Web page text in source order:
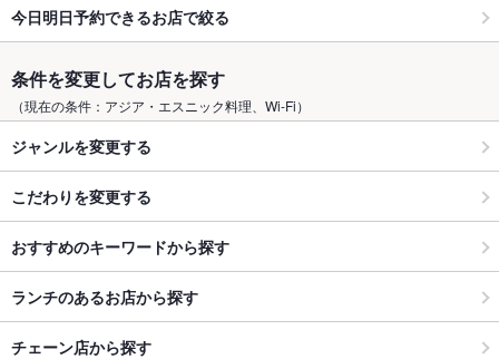
今日明日予約できるお店で絞る
条件を変更してお店を探す
（現在の条件：アジア・エスニック料理、Wi-Fi）
ジャンルを変更する
こだわりを変更する
おすすめのキーワードから探す
ランチのあるお店から探す
チェーン店から探す